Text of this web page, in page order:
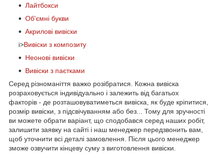
Лайтбокси
Об'ємні букви
Акрилові вивіски
i>Вивіски з композиту
Неонові вивіски
Вивіски з паєтками
Серед різноманіття важко розібратися. Кожна вивіска
розраховується індивідуально і залежить від багатьох
факторів - де розташовуватиметься вивіска, як буде кріпитися,
розмір вивіски, з підсвічуванням або без... Тому для зручності
ви можете обрати варіант, що сподобався серед наших робіт,
залишити заявку на сайті і наш менеджер передзвонить вам,
щоб уточнити всі деталі замовлення. Після цього менеджер
зможе озвучити кінцеву суму з виготовлення вивіски.